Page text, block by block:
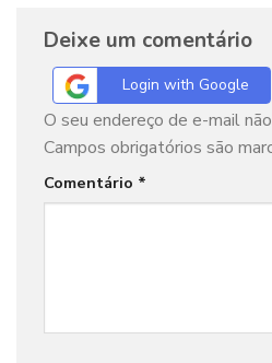
Deixe um comentário
Login with Google
O seu endereço de e-mail
Campos obrigatórios são
Comentário *